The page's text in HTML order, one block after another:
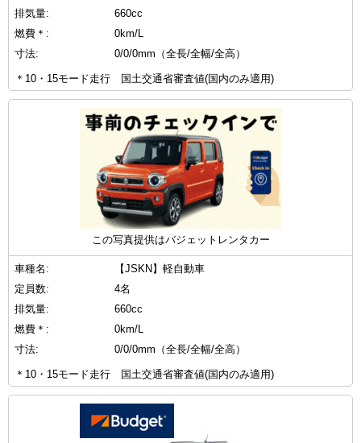
排気量:
660cc
燃費＊:
0km/L
寸法:
0/0/0mm（全長/全幅/全高）
＊10・15モード走行 国土交通省審査値(国内のみ適用)
この写真提供はバジェットレンタカー
車種名:
【JSKN】軽自動車
定員数:
4名
排気量:
660cc
燃費＊:
0km/L
寸法:
0/0/0mm（全長/全幅/全高）
＊10・15モード走行 国土交通省審査値(国内のみ適用)